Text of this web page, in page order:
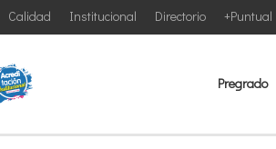
+Puntual
Directorio
Institucional
Calidad
Pregrado